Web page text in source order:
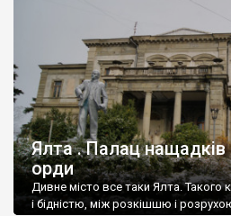
Ялта . Палац
орди
Дивне місто все таки Ялта. Такого
і бідністю, між розкішшю і